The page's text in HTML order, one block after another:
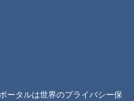
ータルは世界のプライバシー保